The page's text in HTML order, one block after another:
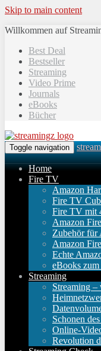
Skip to main content
Willkommen auf
Best Deal
Bestseller
Streaming
Video Prime
Journals
eBooks
Bücher
Toggle navigation
Home
Fire TV
Amazon
Fire TV
Fire TV mit
Amazon
Zubehör für
Amazon
Echte
eBooks
Streaming
Streaming
Schonen
Online-
Revolution